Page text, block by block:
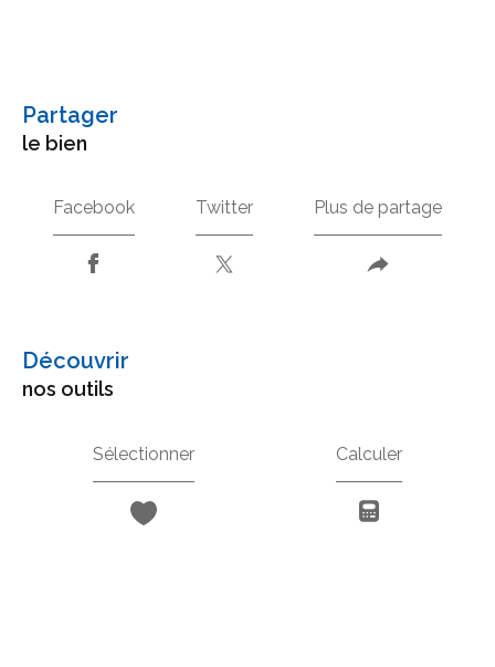
partager
le bien
Facebook Twitter Plus de partage
découvrir
nos outils
Sélectionner Calculer